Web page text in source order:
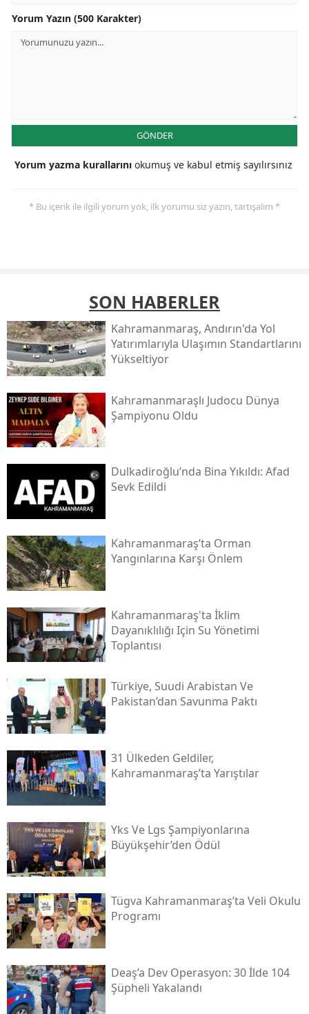
Yorum Yazın (500 Karakter)
GÖNDER
Yorum yazma kurallarını okumuş ve kabul etmiş sayılırsınız
* Bu içerik ile ilgili yorum yok, ilk yorumu siz yazın, tartışalım *
SON HABERLER
Kahramanmaraş, Andırın'da Yol
Yatırımlarıyla Ulaşımın Standartlarını
Yükseltiyor
Kahramanmaraşlı Judocu Dünya
Şampiyonu Oldu
Dulkadiroğlu’nda Bina Yıkıldı: Afad
Sevk Edildi
Kahramanmaraş’ta Orman
Yangınlarına Karşı Önlem
Kahramanmaraş'ta İklim
Dayanıklılığı Için Su Yönetimi
Toplantısı
Türkiye, Suudi Arabistan Ve
Pakistan’dan Savunma Paktı
31 Ülkeden Geldiler,
Kahramanmaraş’ta Yarıştılar
Yks Ve Lgs Şampiyonlarına
Büyükşehir’den Ödül
Tügva Kahramanmaraş’ta Veli Okulu
Programı
Deaş’a Dev Operasyon: 30 İlde 104
Şüpheli Yakalandı